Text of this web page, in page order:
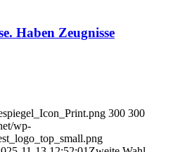
Haben Zeugnisse
300 300
wp-